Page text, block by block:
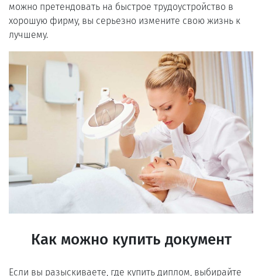
можно претендовать на быстрое трудоустройство в
хорошую фирму, вы серьезно измените свою жизнь к
лучшему.
Как можно купить документ
Если вы разыскиваете, где купить диплом, выбирайте